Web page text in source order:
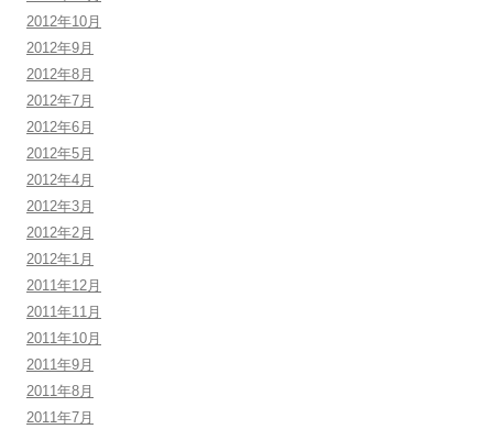
2012年10月
2012年9月
2012年8月
2012年7月
2012年6月
2012年5月
2012年4月
2012年3月
2012年2月
2012年1月
2011年12月
2011年11月
2011年10月
2011年9月
2011年8月
2011年7月